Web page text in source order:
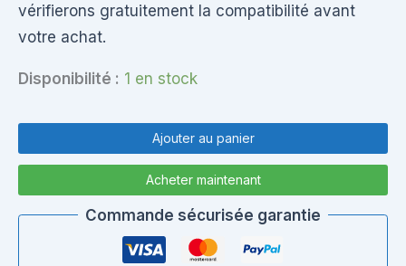
vérifierons gratuitement la compatibilité avant
votre achat.
Disponibilité : 1 en stock
B156XTN07.1
Dalle
Ajouter au panier
Acheter maintenant
Commande sécurisée garantie